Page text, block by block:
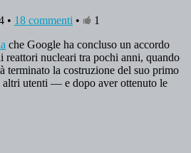
• 18 commenti •
1
che Google ha concluso un accordo
reattori nucleari tra pochi anni, quando
terminato la costruzione del suo primo
altri utenti — e dopo aver ottenuto le